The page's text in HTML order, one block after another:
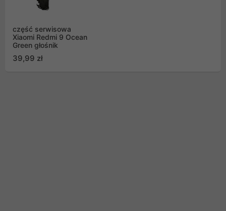
część serwisowa
Xiaomi Redmi 9 Ocean
Green głośnik
39,99 zł